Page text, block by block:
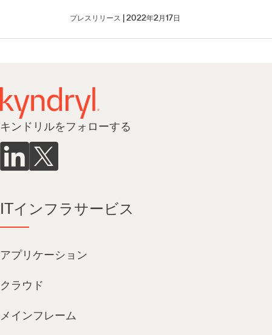
プレスリリース 2022年2月17日
キンドリルをフォローする
ITインフラサービス
アプリケーション
クラウド
メインフレーム